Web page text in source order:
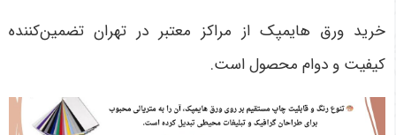
خرید ورق هایمپک از مراکز معتبر در تهران تضمین‌کننده
کیفیت و دوام محصول است.